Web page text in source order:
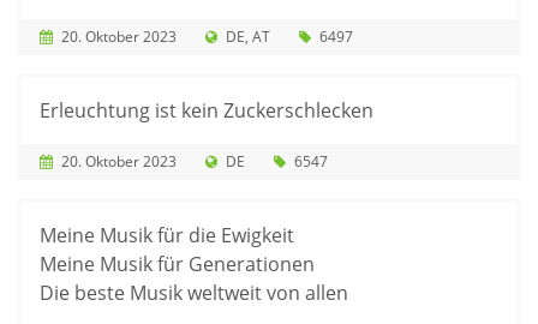
20. Oktober 2023 DE AT 6497
Erleuchtung ist kein Zuckerschlecken
20. Oktober 2023 DE 6547
Meine Musik für die Ewigkeit
Meine Musik für Generationen
Die beste Musik weltweit von allen